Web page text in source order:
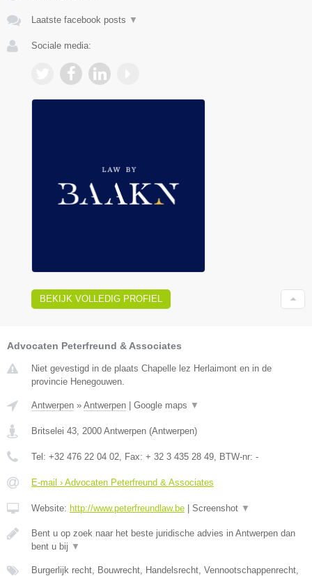
Laatste facebook posts ▼
Sociale media:
BEKIJK VOLLEDIG PROFIEL
Advocaten Peterfreund & Associates
Niet gevestigd in de plaats Chapelle lez Herlaimont en in de
provincie Henegouwen.
Antwerpen » Antwerpen Google maps ▼
Britselei 43 2000 Antwerpen (Antwerpen)
Tel: +32 476 22 04 02 , Fax: + 32 3 435 28 49 , BTW-nr: -
E-mail › Advocaten Peterfreund & Associates
Website: http://www.peterfreundlaw.be Screenshot ▼
Bent u op zoek naar het beste juridische advies in Antwerpen dan
bent u bij ▼
Burgerlijk recht, Bouwrecht, Handelsrecht, Vennootschappenrecht,